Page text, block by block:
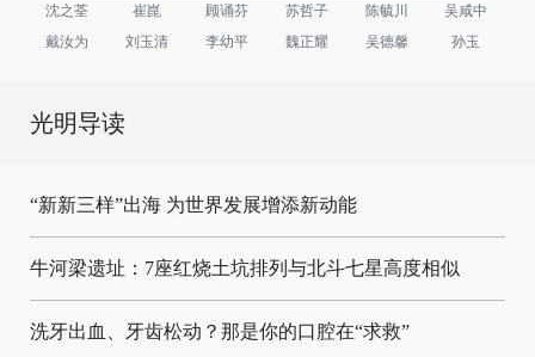
沈之荃 崔崑 顾诵芬 苏哲子 陈毓川
吴咸中
戴汝为
刘玉清 李幼平 魏正耀 吴德馨 孙玉
光明导读
“新新三样”出海 为世界发展增添新动能
牛河梁遗址：7座红烧土坑排列与北斗七星高度相似
洗牙出血、牙齿松动？那是你的口腔在“求救”